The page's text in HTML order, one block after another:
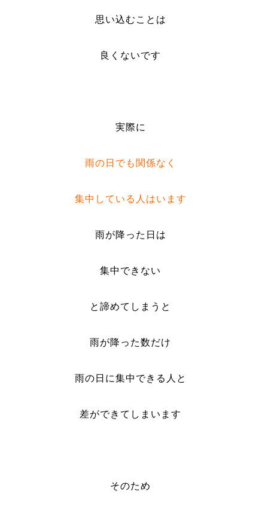
思い込むことは
良くないです
実際に
雨の日でも関係なく
集中している人はいます
雨が降った日は
集中できない
と諦めてしまうと
雨が降った数だけ
雨の日に集中できる人と
差ができてしまいます
そのため